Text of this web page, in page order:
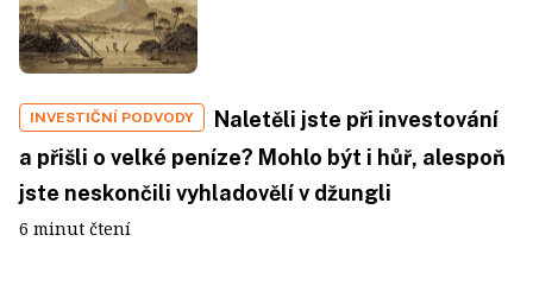
INVESTIČNÍ PODVODY
Naletěli jste při investování
a přišli o velké peníze? Mohlo být i hůř, alespoň
jste neskončili vyhladovělí v džungli
6 minut čtení